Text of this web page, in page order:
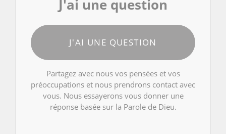
J'ai une question
J'AI UNE QUESTION
Partagez avec nous vos pensées et vos
préoccupations et nous prendrons contact avec
vous. Nous essayerons vous donner une
réponse basée sur la Parole de Dieu.